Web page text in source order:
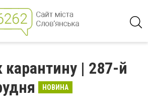
| 287-й
НОВИНА